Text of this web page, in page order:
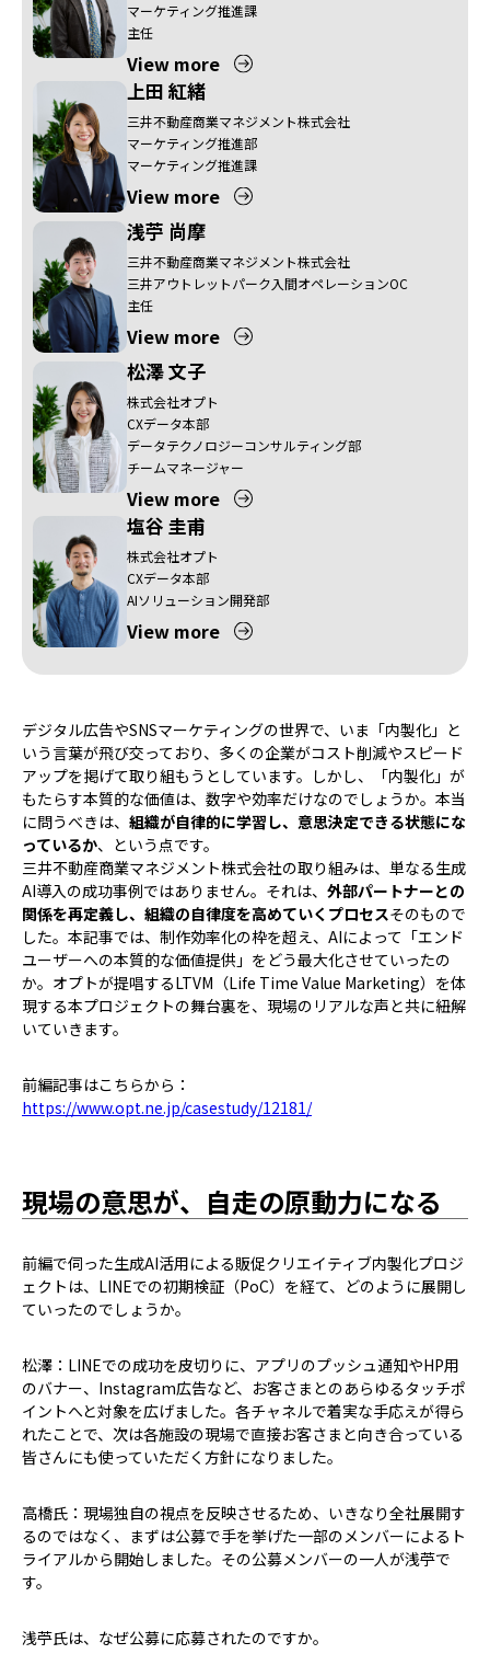
マーケティング推進課
主任
View more
上田 紅緒
三井不動産商業マネジメント株式会社
マーケティング推進部
マーケティング推進課
View more
浅苧 尚摩
三井不動産商業マネジメント株式会社
三井アウトレットパーク入間オペレーションOC
主任
View more
松澤 文子
株式会社オプト
CXデータ本部
データテクノロジーコンサルティング部
チームマネージャー
View more
塩谷 圭甫
株式会社オプト
CXデータ本部
AIソリューション開発部
View more
デジタル広告やSNSマーケティングの世界で、いま「内製化」と
いう言葉が飛び交っており、多くの企業がコスト削減やスピード
アップを掲げて取り組もうとしています。しかし、「内製化」が
もたらす本質的な価値は、数字や効率だけなのでしょうか。本当
に問うべきは、 組織が自律的に学習し、意思決定できる状態にな
っているか、という点です。
三井不動産商業マネジメント株式会社の取り組みは、単なる生成
AI導入の成功事例ではありません。それは、 外部パートナーとの
関係を再定義し、組織の自律度を高めていくプロセスそのもので
した。本記事では、制作効率化の枠を超え、AIによって「エンド
ユーザーへの本質的な価値提供」をどう最大化させていったの
か。オプトが提唱するLTVM（Life Time Value Marketing）を体
現する本プロジェクトの舞台裏を、現場のリアルな声と共に紐解
いていきます。
前編記事はこちらから：
https://www.opt.ne.jp/casestudy/12181/
現場の意思が、自走の原動力になる
――前編で伺った生成AI活用による販促クリエイティブ内製化プロジ
ェクトは、LINEでの初期検証（PoC）を経て、どのように展開し
ていったのでしょうか。
松澤：LINEでの成功を皮切りに、アプリのプッシュ通知やHP用
のバナー、Instagram広告など、お客さまとのあらゆるタッチポ
イントへと対象を広げました。各チャネルで着実な手応えが得ら
れたことで、次は各施設の現場で直接お客さまと向き合っている
皆さんにも使っていただく方針になりました。
高橋氏：現場独自の視点を反映させるため、いきなり全社展開す
るのではなく、まずは公募で手を挙げた一部のメンバーによるト
ライアルから開始しました。その公募メンバーの一人が浅苧で
す。
――浅苧氏は、なぜ公募に応募されたのですか。